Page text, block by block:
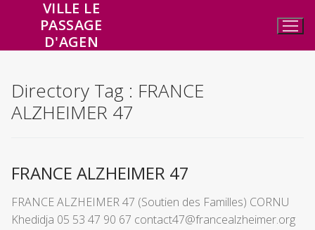
VILLE LE
PASSAGE
D'AGEN
Directory Tag : FRANCE
ALZHEIMER 47
FRANCE ALZHEIMER 47
FRANCE ALZHEIMER 47 (Soutien des Familles) CORNU
Khedidja 05 53 47 90 67 contact47@francealzheimer.org